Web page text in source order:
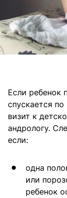
Если ребенок
спускается
визит к
андрологу.
если:
одна
или
ребенок